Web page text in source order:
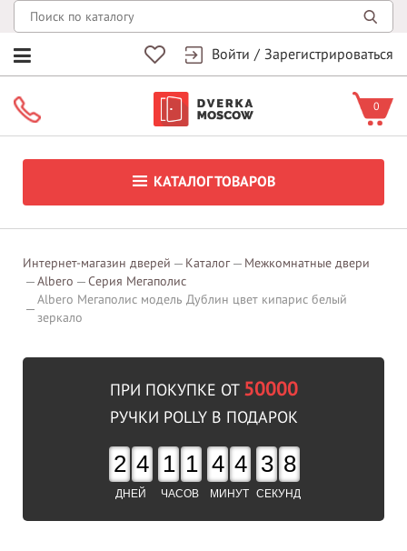
Войти / Зарегистрироваться
0
КАТАЛОГ ТОВАРОВ
Интернет-магазин дверей Каталог
Межкомнатные двери
Albero
Серия Мегаполис
Albero Мегаполис модель Дублин цвет кипарис белый
зеркало
ПРИ ПОКУПКЕ ОТ 50000
РУЧКИ POLLY В ПОДАРОК
2 4
ДНЕЙ
1 1
ЧАСОВ
4 4
МИНУТ
3 7
СЕКУНД